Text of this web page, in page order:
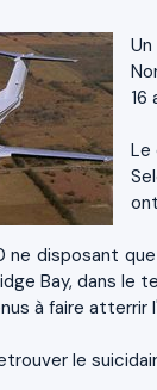
16
Le
ne disposant
Bay, dans le
à faire atterrir
le